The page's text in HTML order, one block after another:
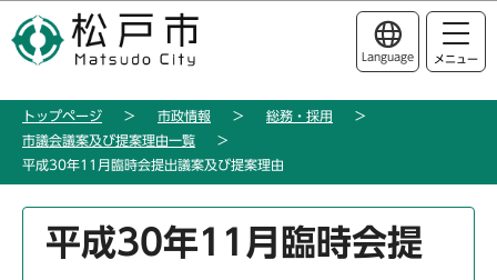
の
ー
このページの本文へ移動
Language メニュー
トップページ 市政情報
総務・採用
市議会議案及び提案理由一覧
平成30年11月臨時会提出議案及び提案理由
平成30年11月臨時会提